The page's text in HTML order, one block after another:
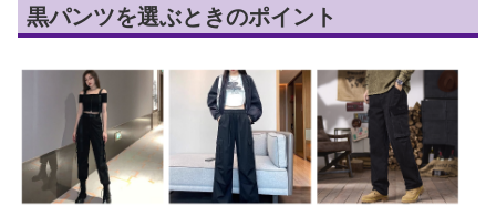
黒パンツを選ぶときのポイント